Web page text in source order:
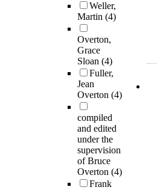
Weller,
Martin (4)
Overton,
Grace
Sloan (4)
Fuller,
Jean
Overton (4)
compiled
and edited
under the
supervision
of Bruce
Overton (4)
Frank